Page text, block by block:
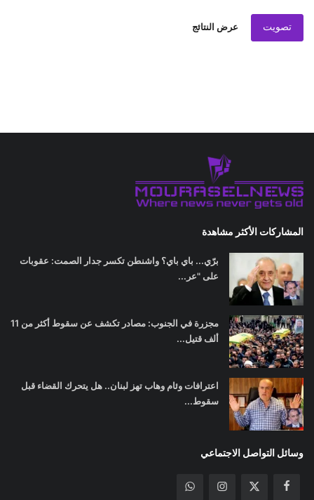
تصويت عرض النتائج
المشاركات الأكثر مشاهدة
برّي... باي باي؟ واشنطن تكسر جدار الصمت: عقوبات
على "عر...
مجزرة في الجنوب: مصادر تكشف عن سقوط أكثر من 11
ألف قتيل...
اعترافات وئام وهاب تهز لبنان.. هل يتحرك القضاء قبل
سقوط...
وسائل التواصل الاجتماعي